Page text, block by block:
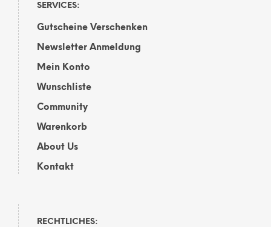
SERVICES:
Gutscheine Verschenken
Newsletter Anmeldung
Mein Konto
Wunschliste
Community
Warenkorb
About Us
Kontakt
RECHTLICHES: